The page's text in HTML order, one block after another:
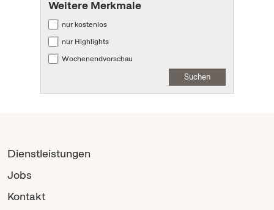
Weitere Merkmale
nur kostenlos
nur Highlights
Wochenendvorschau
Suchen
Dienstleistungen
Jobs
Kontakt